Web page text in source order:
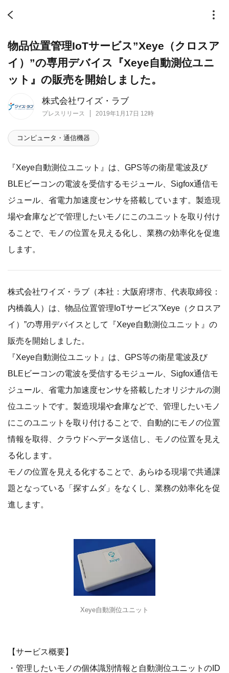
株式会社ワイズ・ラブ
プレスリリース 2019年1月17日 12時
物品位置管理IoTサービス”Xeye（クロスア
イ）”の専用デバイス『Xeye自動測位ユニ
ット』の販売を開始しました。
コンピュータ・通信機器
『Xeye自動測位ユニット』は、GPS等の衛星電波及び
BLEビーコンの電波を受信するモジュール、Sigfox通信モ
ジュール、省電力加速度センサを搭載しています。製造現
場や倉庫などで管理したいモノにこのユニットを取り付け
ることで、モノの位置を見える化し、業務の効率化を促進
します。
株式会社ワイズ・ラブ（本社：大阪府堺市、代表取締役：
内橋義人）は、物品位置管理IoTサービス”Xeye（クロスア
イ）”の専用デバイスとして『Xeye自動測位ユニット』の
販売を開始しました。
『Xeye自動測位ユニット』は、GPS等の衛星電波及び
BLEビーコンの電波を受信するモジュール、Sigfox通信モ
ジュール、省電力加速度センサを搭載したオリジナルの測
位ユニットです。製造現場や倉庫などで、管理したいモノ
にこのユニットを取り付けることで、自動的にモノの位置
情報を取得、クラウドへデータ送信し、モノの位置を見え
る化します。
モノの位置を見える化することで、あらゆる現場で共通課
題となっている「探すムダ」をなくし、業務の効率化を促
進します。
Xeye自動測位ユニット
【サービス概要】
・管理したいモノの個体識別情報と自動測位ユニットのID